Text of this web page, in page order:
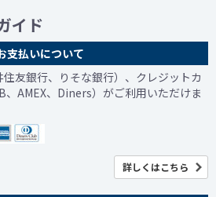
イド
支払いについて
友銀行、りそな銀行）、クレジットカ
、AMEX、Diners）がご利用いただけま
詳しくはこちら